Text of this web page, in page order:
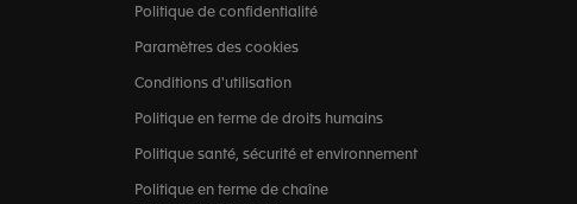
Politique de confidentialité
Paramètres des cookies
Conditions d'utilisation
Politique en terme de droits humains
Politique santé, sécurité et environnement
Politique en terme de chaîne